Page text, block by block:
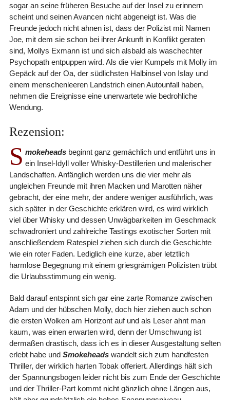
sogar an seine früheren Besuche auf der Insel zu erinnern
scheint und seinen Avancen nicht abgeneigt ist. Was die
Freunde jedoch nicht ahnen ist, dass der Polizist mit Namen
Joe, mit dem sie schon bei ihrer Ankunft in Konflikt geraten
sind, Mollys Exmann ist und sich alsbald als waschechter
Psychopath entpuppen wird. Als die vier Kumpels mit Molly im
Gepäck auf der Oa, der südlichsten Halbinsel von Islay und
einem menschenleeren Landstrich einen Autounfall haben,
nehmen die Ereignisse eine unerwartete wie bedrohliche
Wendung.
Rezension:
S mokeheadsbeginnt ganz gemächlich und entführt uns in
ein Insel-Idyll voller Whisky-Destillerien und malerischer
Landschaften. Anfänglich werden uns die vier mehr als
ungleichen Freunde mit ihren Macken und Marotten näher
gebracht, der eine mehr, der andere weniger ausführlich, was
sich später in der Geschichte erklären wird, es wird wirklich
viel über Whisky und dessen Unwägbarkeiten im Geschmack
schwadroniert und zahlreiche Tastings exotischer Sorten mit
anschließendem Ratespiel ziehen sich durch die Geschichte
wie ein roter Faden. Lediglich eine kurze, aber letztlich
harmlose Begegnung mit einem griesgrämigen Polizisten trübt
die Urlaubsstimmung ein wenig.
Bald darauf entspinnt sich gar eine zarte Romanze zwischen
Adam und der hübschen Molly, doch hier ziehen auch schon
die ersten Wolken am Horizont auf und als Leser ahnt man
kaum, was einen erwarten wird, denn der Umschwung ist
dermaßen drastisch, dass ich es in dieser Ausgestaltung selten
erlebt habe und Smokeheadswandelt sich zum handfesten
Thriller, der wirklich harten Tobak offeriert. Allerdings hält sich
der Spannungsbogen leider nicht bis zum Ende der Geschichte
und der Thriller-Part kommt nicht gänzlich ohne Längen aus,